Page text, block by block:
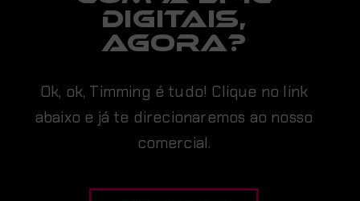
digitais,
AGORA?
Ok, ok, Timming é tudo! Clique no link
abaixo e já te direcionaremos ao nosso
comercial.